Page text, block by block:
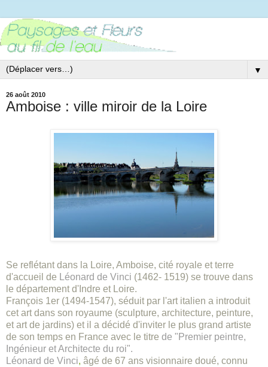
▼
26 août 2010
Amboise : ville miroir de la Loire
Se reflétant dans la Loire, Amboise, cité royale et terre
d'accueil de
Léonard de Vinci (1462- 1519) se trouve dans
le département d'Indre et Loire.
François 1er (1494-1547), séduit par l'art italien a introduit
cet art dans son royaume (sculpture, architecture, peinture,
et art de jardins) et il a décidé d'inviter le plus grand artiste
de son temps en France avec le titre de "Premier peintre,
Ingénieur et Architecte du roi".
Léonard de Vinci, âgé de 67 ans visionnaire doué, connu